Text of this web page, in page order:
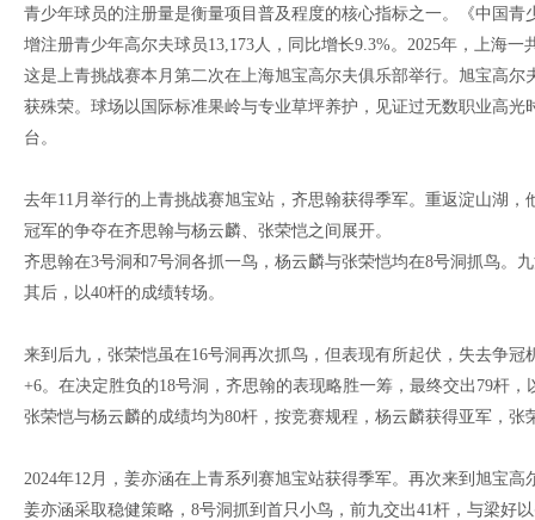
青少年球员的注册量是衡量项目普及程度的核心指标之一。《中国
增注册青少年高尔夫球员13,173人，同比增长9.3%。2025年，上海
这是上青挑战赛本月第二次在上海旭宝高尔夫俱乐部举行。旭宝高尔
获殊荣。球场以国际标准果岭与专业草坪养护，见证过无数职业高
台。
去年11月举行的上青挑战赛旭宝站，齐思翰获得季军。重返淀山湖
冠军的争夺在齐思翰与杨云麟、张荣恺之间展开。
齐思翰在3号洞和7号洞各抓一鸟，杨云麟与张荣恺均在8号洞抓鸟。
其后，以40杆的成绩转场。
来到后九，张荣恺虽在16号洞再次抓鸟，但表现有所起伏，失去争
+6。在决定胜负的18号洞，齐思翰的表现略胜一筹，最终交出79杆，
张荣恺与杨云麟的成绩均为80杆，按竞赛规程，杨云麟获得亚军，张
2024年12月，姜亦涵在上青系列赛旭宝站获得季军。再次来到旭宝高
姜亦涵采取稳健策略，8号洞抓到首只小鸟，前九交出41杆，与梁好